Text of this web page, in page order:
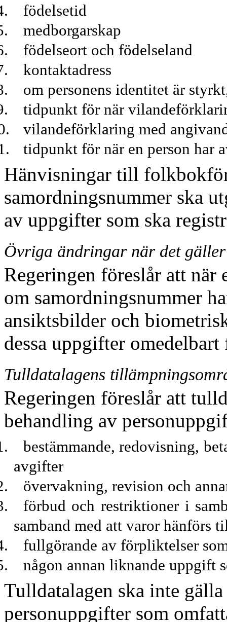
födelsetid
medborgarskap
födelseort och födelseland
kontaktadress
om personens identitet är
tidpunkt för när
vilandeförklaring med
tidpunkt för när en person har
Hänvisningar till
samordningsnummer ska
av uppgifter som ska
Övriga ändringar när det
Regeringen föreslår att
om samordningsnummer
ansiktsbilder och
dessa uppgifter omedelbart
Tulldatalagens
Regeringen föreslår att
behandling av personupp
bestämmande, redovisning,
avgifter
övervakning, revision och
förbud och restriktioner i
samband med att varor hänförs
fullgörande av förpliktelser
någon annan liknande uppgift
Tulldatalagen ska inte
personuppgifter som